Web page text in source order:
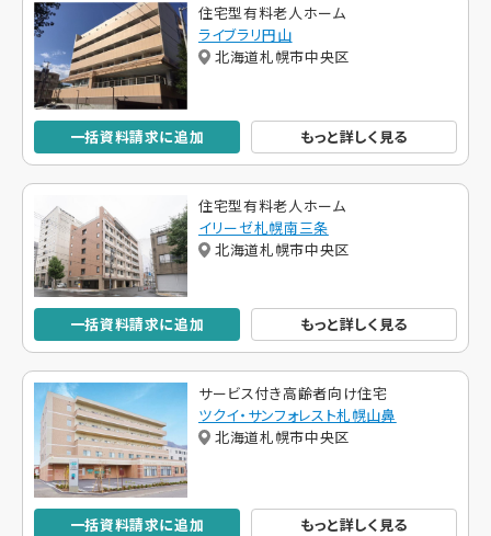
住宅型有料老人ホーム
ライブラリ円山
北海道札幌市中央区
一括資料請求に追加 もっと詳しく見る
住宅型有料老人ホーム
イリーゼ札幌南三条
北海道札幌市中央区
一括資料請求に追加 もっと詳しく見る
サービス付き高齢者向け住宅
ツクイ・サンフォレスト札幌山鼻
北海道札幌市中央区
一括資料請求に追加 もっと詳しく見る